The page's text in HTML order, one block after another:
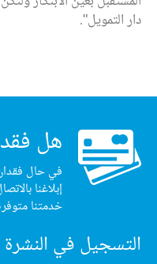
دار التمويل".
هل
في حال
إبلاغنا
خدمتنا
التسجيل في النشرة